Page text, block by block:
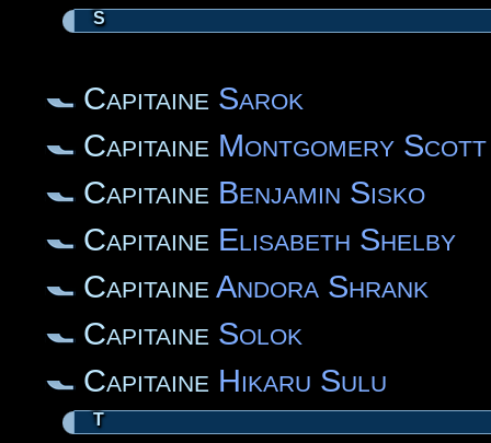
S
Capitaine Sarok
Capitaine Montgomery Scott
Capitaine Benjamin Sisko
Capitaine Elisabeth Shelby
Capitaine Andora Shrank
Capitaine Solok
Capitaine Hikaru Sulu
T